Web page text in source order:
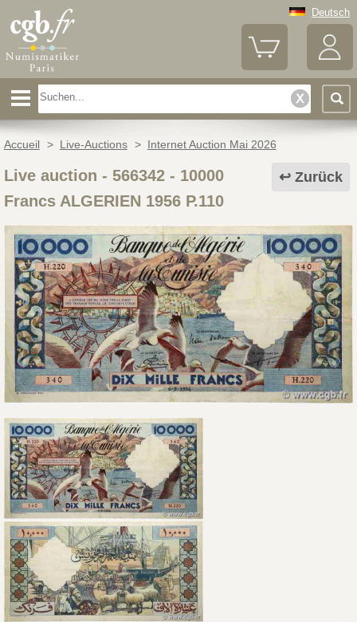
Deutsch
Accueil > Live-Auctions > Internet Auction Mai 2026
Zurück
Live auction - 566342- 10000
Francs ALGERIEN 1956 P.110